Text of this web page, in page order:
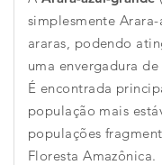
simplesmente
araras, podendo
uma envergadura
É encontrada
população mais
populações
Floresta Amazônica.